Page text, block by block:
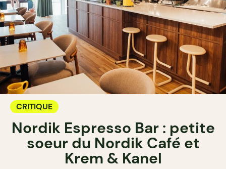
CRITIQUE
Nordik Espresso Bar : petite
soeur du Nordik Café et
Krem & Kanel